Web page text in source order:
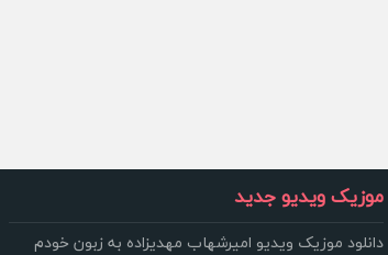
موزیک ویدیو جدید
دانلود موزیک ویدیو امیرشهاب مهدیزاده به زبون خودم